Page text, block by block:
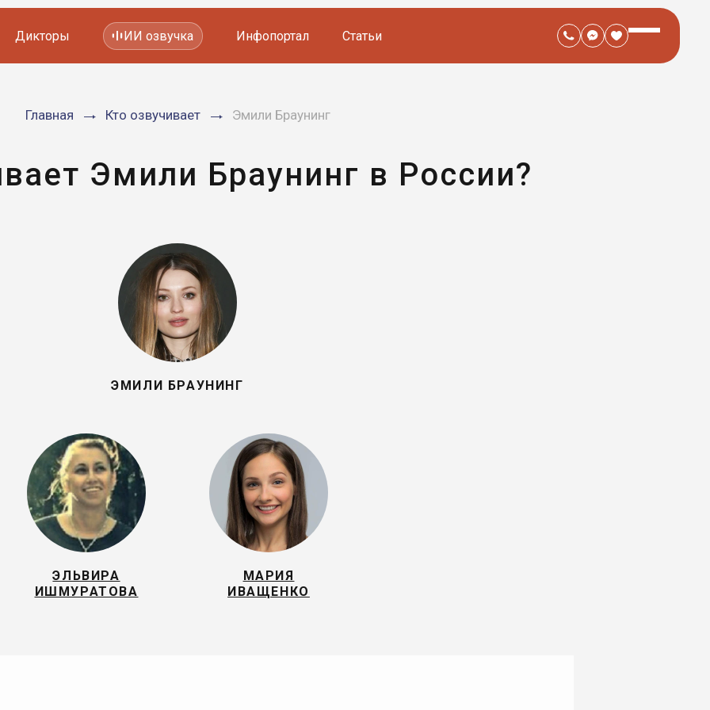
Мультфильмов
Дикторы ИИ озвучка Инфопортал Статьи
Главная Кто озвучивает Эмили Браунинг
Эмили Браунинг в России?
ЭМИЛИ БРАУНИНГ
ЭЛЬВИРА
ИШМУРАТОВА
МАРИЯ
ИВАЩЕНКО